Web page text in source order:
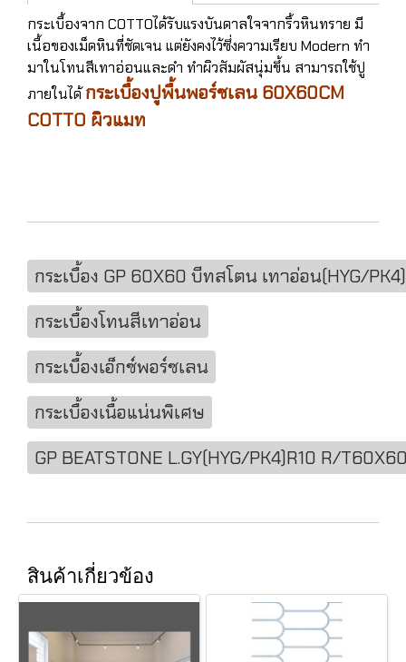
กระเบื้องจาก COTTOได้รับแรงบันดาลใจจากริ้วหินทราย มี
เนื้อของเม็ดหินที่ชัดเจน แต่ยังคงไว้ซึ่งความเรียบ Modern ทำ
มาในโทนสีเทาอ่อนและดำ ทำผิวสัมผัสนุ่มขึ้น สามารถใช้ปู
ภายในได้กระเบื้องปูพื้นพอร์ซเลน 60X60CM
COTTO ผิวแมท
กระเบื้อง GP 60X60 บีทสโตน เทาอ่อน(HYG/
กระเบื้องโทนสีเทาอ่อน
กระเบื้องเอ็กซ์พอร์ซเลน
กระเบื้องเนื้อแน่นพิเศษ
GP BEATSTONE L.GY(HYG/PK4)R10 R/
สินค้าเกี่ยวข้อง